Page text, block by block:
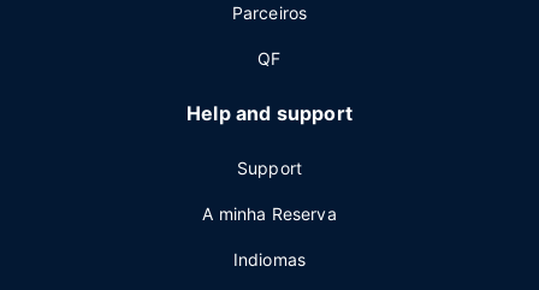
Parceiros
QF
Help and support
Support
A minha Reserva
Indiomas